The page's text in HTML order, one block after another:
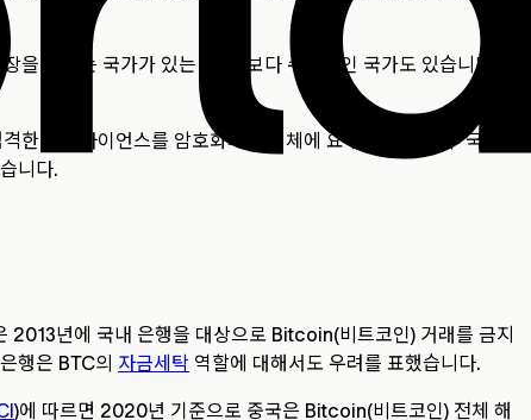
을 취하는 국가가 있는 반면, 보다 수용적인 국가도 있습니다. 예
컴플라이언스를 암호화폐 사업체에 요구합니다. 일부 국가는
니다.
2013년에 국내 은행을 대상으로 Bitcoin(비트코인) 거래를 금지
행은 BTC의 자금세탁 역할에 대해서도 우려를 표했습니다.
)에 따르면 2020년 기준으로 중국은 Bitcoin(비트코인) 전체 해